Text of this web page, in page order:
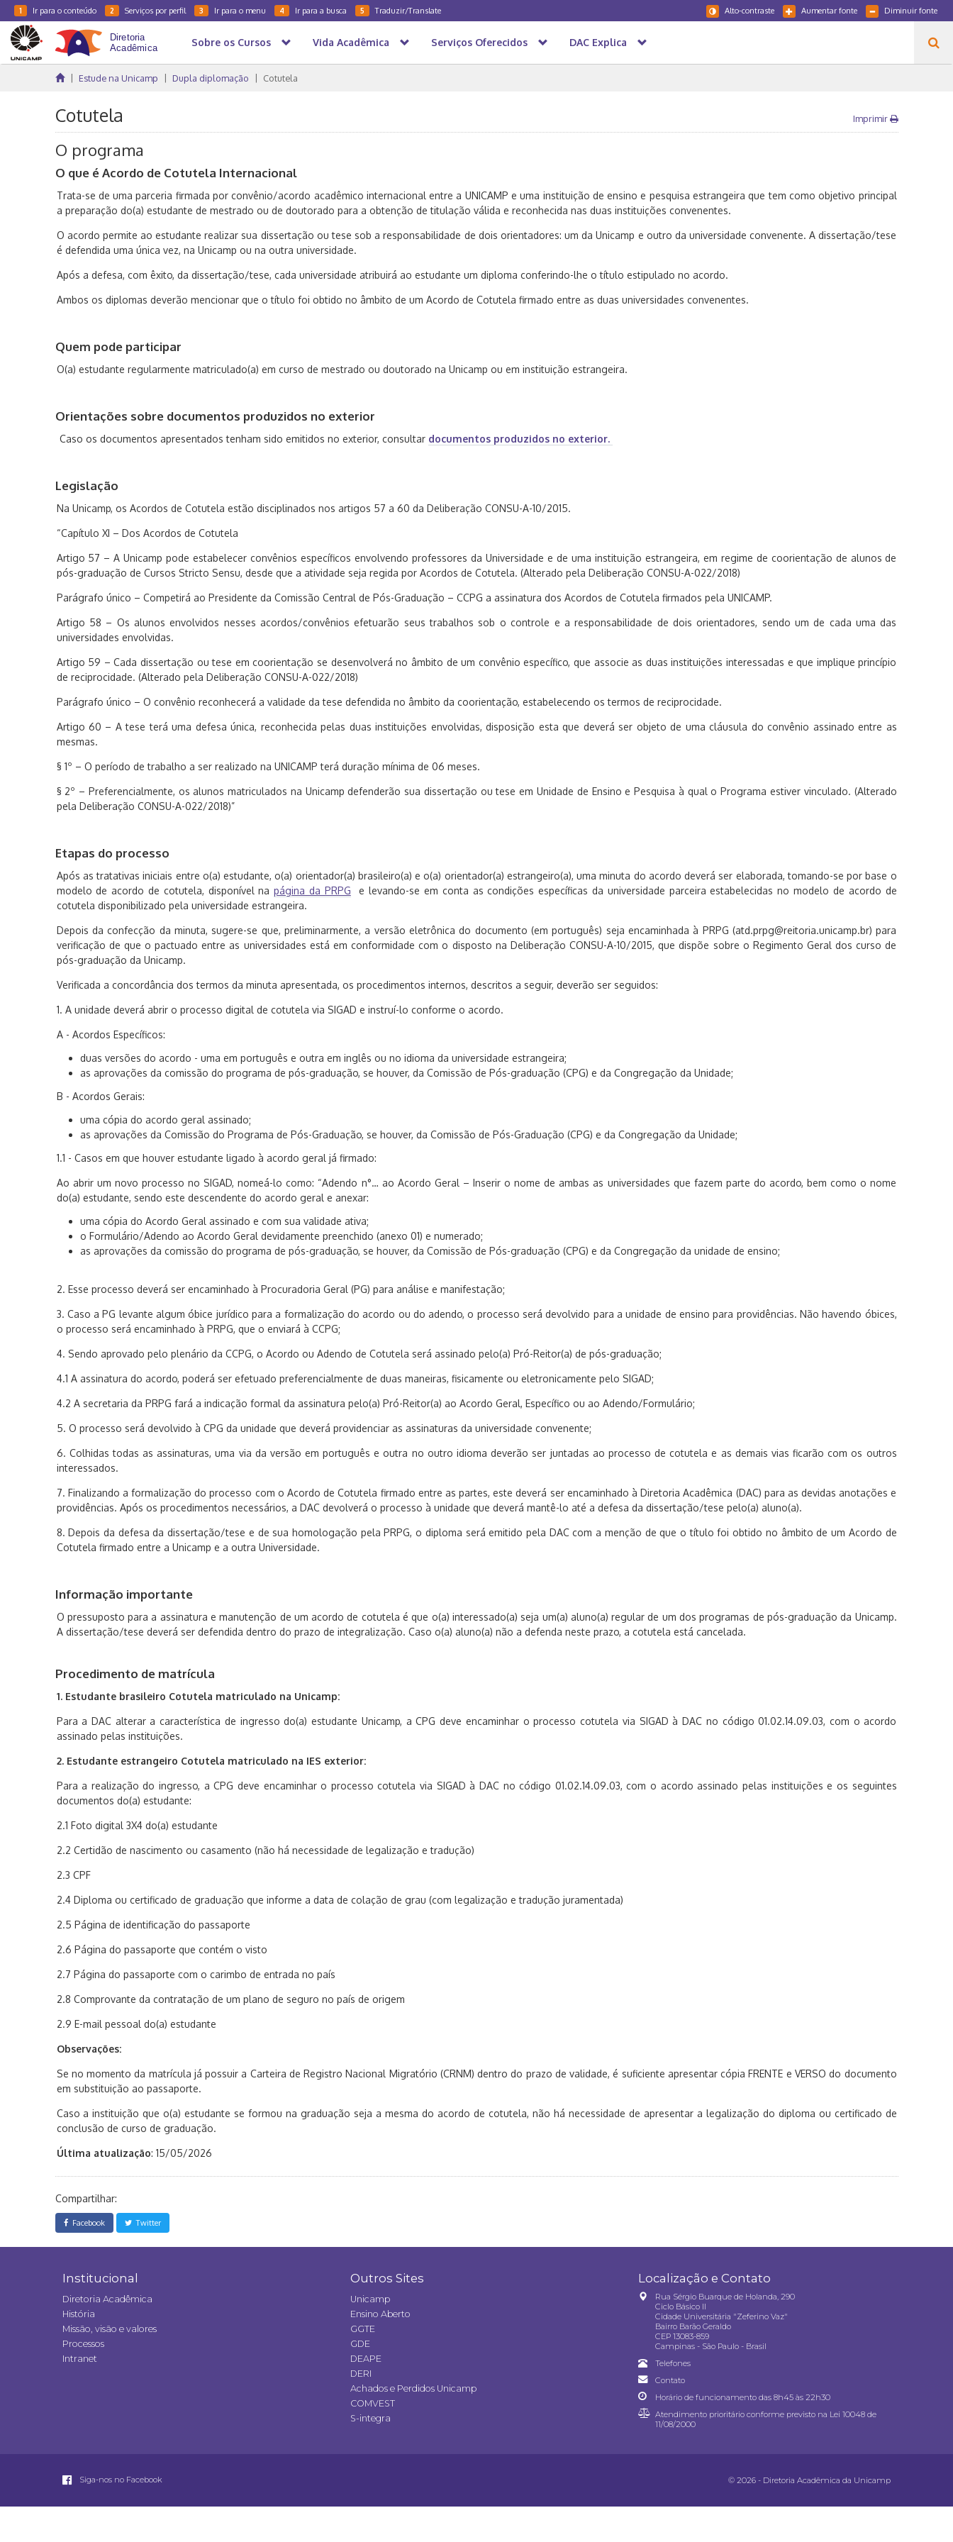
1 Ir para o conteúdo 2 Serviços por perfil 3 Ir para o menu 4 Ir para a busca 5 Traduzir/Translate Diminuir fonte
Aumentar fonte
Alto-contraste
Sobre os Cursos Vida Acadêmica Serviços Oferecidos DAC Explica
Estude na Unicamp Dupla diplomação Cotutela
Cotutela Imprimir
O programa
O que é Acordo de Cotutela Internacional
Trata-se de uma parceria firmada por convênio/acordo acadêmico internacional entre a UNICAMP e uma instituição de ensino e pesquisa estrangeira que tem como objetivo principal
a preparação do(a) estudante de mestrado ou de doutorado para a obtenção de titulação válida e reconhecida nas duas instituições convenentes.
O acordo permite ao estudante realizar sua dissertação ou tese sob a responsabilidade de dois orientadores: um da Unicamp e outro da universidade convenente. A dissertação/tese
é defendida uma única vez, na Unicamp ou na outra universidade.
Após a defesa, com êxito, da dissertação/tese, cada universidade atribuirá ao estudante um diploma conferindo-lhe o título estipulado no acordo.
Ambos os diplomas deverão mencionar que o título foi obtido no âmbito de um Acordo de Cotutela firmado entre as duas universidades convenentes.
Quem pode participar
O(a) estudante regularmente matriculado(a) em curso de mestrado ou doutorado na Unicamp ou em instituição estrangeira.
Orientações sobre documentos produzidos no exterior
Caso os documentos apresentados tenham sido emitidos no exterior, consultar documentos produzidos no exterior.
Legislação
Na Unicamp, os Acordos de Cotutela estão disciplinados nos artigos 57 a 60 da Deliberação CONSU-A-10/2015.
“Capítulo XI – Dos Acordos de Cotutela
Artigo 57 – A Unicamp pode estabelecer convênios específicos envolvendo professores da Universidade e de uma instituição estrangeira, em regime de coorientação de alunos de
pós-graduação de Cursos Stricto Sensu, desde que a atividade seja regida por Acordos de Cotutela. (Alterado pela Deliberação CONSU-A-022/2018)
Parágrafo único – Competirá ao Presidente da Comissão Central de Pós-Graduação – CCPG a assinatura dos Acordos de Cotutela firmados pela UNICAMP.
Artigo 58 – Os alunos envolvidos nesses acordos/convênios efetuarão seus trabalhos sob o controle e a responsabilidade de dois orientadores, sendo um de cada uma das
universidades envolvidas.
Artigo 59 – Cada dissertação ou tese em coorientação se desenvolverá no âmbito de um convênio específico, que associe as duas instituições interessadas e que implique princípio
de reciprocidade. (Alterado pela Deliberação CONSU-A-022/2018)
Parágrafo único – O convênio reconhecerá a validade da tese defendida no âmbito da coorientação, estabelecendo os termos de reciprocidade.
Artigo 60 – A tese terá uma defesa única, reconhecida pelas duas instituições envolvidas, disposição esta que deverá ser objeto de uma cláusula do convênio assinado entre as
mesmas.
§ 1º – O período de trabalho a ser realizado na UNICAMP terá duração mínima de 06 meses.
§ 2º – Preferencialmente, os alunos matriculados na Unicamp defenderão sua dissertação ou tese em Unidade de Ensino e Pesquisa à qual o Programa estiver vinculado. (Alterado
pela Deliberação CONSU-A-022/2018)”
Etapas do processo
Após as tratativas iniciais entre o(a) estudante, o(a) orientador(a) brasileiro(a) e o(a) orientador(a) estrangeiro(a), uma minuta do acordo deverá ser elaborada, tomando-se por base o
modelo de acordo de cotutela, disponível napágina da PRPG e levando-se em conta as condições específicas da universidade parceira estabelecidas no modelo de acordo de
cotutela disponibilizado pela universidade estrangeira.
Depois da confecção da minuta, sugere-se que, preliminarmente, a versão eletrônica do documento (em português) seja encaminhada à PRPG (atd.prpg@reitoria.unicamp.br) para
verificação de que o pactuado entre as universidades está em conformidade com o disposto na Deliberação CONSU-A-10/2015, que dispõe sobre o Regimento Geral dos curso de
pós-graduação da Unicamp.
Verificada a concordância dos termos da minuta apresentada, os procedimentos internos, descritos a seguir, deverão ser seguidos:
1. A unidade deverá abrir o processo digital de cotutela via SIGAD e instruí-lo conforme o acordo.
A - Acordos Específicos:
duas versões do acordo - uma em português e outra em inglês ou no idioma da universidade estrangeira;
as aprovações da comissão do programa de pós-graduação, se houver, da Comissão de Pós-graduação (CPG) e da Congregação da Unidade;
B - Acordos Gerais:
uma cópia do acordo geral assinado;
as aprovações da Comissão do Programa de Pós-Graduação, se houver, da Comissão de Pós-Graduação (CPG) e da Congregação da Unidade;
1.1 - Casos em que houver estudante ligado à acordo geral já firmado:
Ao abrir um novo processo no SIGAD, nomeá-lo como: “Adendo n°… ao Acordo Geral – Inserir o nome de ambas as universidades que fazem parte do acordo, bem como o nome
do(a) estudante, sendo este descendente do acordo geral e anexar:
uma cópia do Acordo Geral assinado e com sua validade ativa;
o Formulário/Adendo ao Acordo Geral devidamente preenchido (anexo 01) e numerado;
as aprovações da comissão do programa de pós-graduação, se houver, da Comissão de Pós-graduação (CPG) e da Congregação da unidade de ensino;
2. Esse processo deverá ser encaminhado à Procuradoria Geral (PG) para análise e manifestação;
3. Caso a PG levante algum óbice jurídico para a formalização do acordo ou do adendo, o processo será devolvido para a unidade de ensino para providências. Não havendo óbices,
o processo será encaminhado à PRPG, que o enviará à CCPG;
4. Sendo aprovado pelo plenário da CCPG, o Acordo ou Adendo de Cotutela será assinado pelo(a) Pró-Reitor(a) de pós-graduação;
4.1 A assinatura do acordo, poderá ser efetuado preferencialmente de duas maneiras, fisicamente ou eletronicamente pelo SIGAD;
4.2 A secretaria da PRPG fará a indicação formal da assinatura pelo(a) Pró-Reitor(a) ao Acordo Geral, Específico ou ao Adendo/Formulário;
5. O processo será devolvido à CPG da unidade que deverá providenciar as assinaturas da universidade convenente;
6. Colhidas todas as assinaturas, uma via da versão em português e outra no outro idioma deverão ser juntadas ao processo de cotutela e as demais vias ficarão com os outros
interessados.
7. Finalizando a formalização do processo com o Acordo de Cotutela firmado entre as partes, este deverá ser encaminhado à Diretoria Acadêmica (DAC) para as devidas anotações e
providências. Após os procedimentos necessários, a DAC devolverá o processo à unidade que deverá mantê-lo até a defesa da dissertação/tese pelo(a) aluno(a).
8. Depois da defesa da dissertação/tese e de sua homologação pela PRPG, o diploma será emitido pela DAC com a menção de que o título foi obtido no âmbito de um Acordo de
Cotutela firmado entre a Unicamp e a outra Universidade.
Informação importante
O pressuposto para a assinatura e manutenção de um acordo de cotutela é que o(a) interessado(a) seja um(a) aluno(a) regular de um dos programas de pós-graduação da Unicamp.
A dissertação/tese deverá ser defendida dentro do prazo de integralização. Caso o(a) aluno(a) não a defenda neste prazo, a cotutela está cancelada.
Procedimento de matrícula
1. Estudante brasileiro Cotutela matriculado na Unicamp:
Para a DAC alterar a característica de ingresso do(a) estudante Unicamp, a CPG deve encaminhar o processo cotutela via SIGAD à DAC no código 01.02.14.09.03, com o acordo
assinado pelas instituições.
2. Estudante estrangeiro Cotutela matriculado na IES exterior:
Para a realização do ingresso, a CPG deve encaminhar o processo cotutela via SIGAD à DAC no código 01.02.14.09.03, com o acordo assinado pelas instituições e os seguintes
documentos do(a) estudante:
2.1 Foto digital 3X4 do(a) estudante
2.2 Certidão de nascimento ou casamento (não há necessidade de legalização e tradução)
2.3 CPF
2.4 Diploma ou certificado de graduação que informe a data de colação de grau (com legalização e tradução juramentada)
2.5 Página de identificação do passaporte
2.6 Página do passaporte que contém o visto
2.7 Página do passaporte com o carimbo de entrada no país
2.8 Comprovante da contratação de um plano de seguro no país de origem
2.9 E-mail pessoal do(a) estudante
Observações:
Se no momento da matrícula já possuir a Carteira de Registro Nacional Migratório (CRNM) dentro do prazo de validade, é suficiente apresentar cópia FRENTE e VERSO do documento
em substituição ao passaporte.
Caso a instituição que o(a) estudante se formou na graduação seja a mesma do acordo de cotutela, não há necessidade de apresentar a legalização do diploma ou certificado de
conclusão de curso de graduação.
Última atualização: 15/05/2026
Compartilhar:
Facebook Twitter
Institucional
Diretoria Acadêmica
História
Missão, visão e valores
Processos
Intranet
Outros Sites
Unicamp
Ensino Aberto
GGTE
GDE
DEAPE
DERI
Achados e Perdidos Unicamp
COMVEST
S-integra
Localização e Contato
Rua Sérgio Buarque de Holanda, 290
Ciclo Básico II
Cidade Universitária "Zeferino Vaz"
Bairro Barão Geraldo
CEP 13083-859
Campinas - São Paulo - Brasil
Telefones
Contato
Horário de funcionamento das 8h45 às 22h30
Atendimento prioritário conforme previsto na Lei 10048 de
11/08/2000
Siga-nos no Facebook © 2026 - Diretoria Acadêmica da Unicamp